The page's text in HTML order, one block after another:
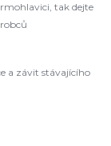
tak dejte
a závit stávajícího